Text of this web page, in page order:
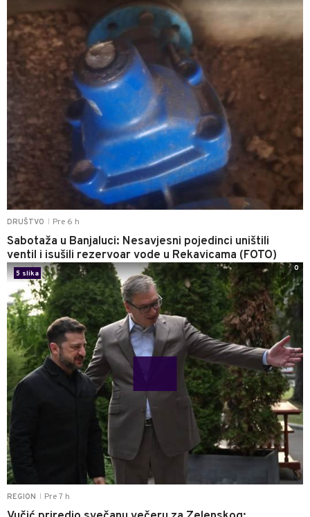
DRUŠTVO Pre 6 h
Sabotaža u Banjaluci: Nesavjesni pojedinci uništili
ventil i isušili rezervoar vode u Rekavicama (FOTO)
REGION Pre 7 h
5 slika
0